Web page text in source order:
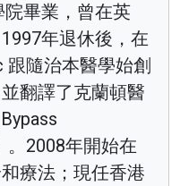
畢業，曾在英
年退休後，在
跟隨治本醫學始創
翻譯了克蘭頓醫
。2008年開始在
療法；現任香港